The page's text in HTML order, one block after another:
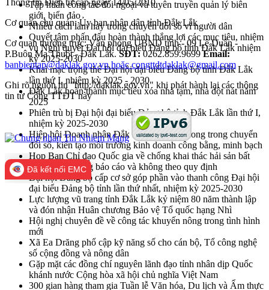
Tập huấn công tác đối ngoại và tuyên truyền quản lý biên
giới, biển đảo
Nhiều cách làm hay trong chuyển đổi số vì người dân
Quyết tâm phấn đấu hoàn thành thắng lợi các mục tiêu, nhiệm
vụ Nghị quyết Đại hội đại biểu Đảng bộ tỉnh Đắk Lắk nhiệm
kỳ 2025-2030
Khai mạc trọng thể Đại hội đại biểu Đảng bộ tỉnh Đắk Lắk
lần thứ I, nhiệm kỳ 2025 - 2030
Đắk Lắk hoàn thành mục tiêu xóa nhà tạm, nhà dột nát năm
2025
Phiên trù bị Đại hội đại biểu Đảng bộ tỉnh Đắk Lắk lần thứ I,
nhiệm kỳ 2025-2030
Hiệp hội Doanh nhân Đắk Lắk cần tiên phong trong chuyển
đổi số, kiến tạo môi trường kinh doanh công bằng, minh bạch
Họp Ban Chỉ đạo Quốc gia về chống khai thác hải sản bất
hợp pháp, không báo cáo và không theo quy định
Đại hội Đảng bộ cấp cơ sở góp phần vào thanh công Đại hội
đại biểu Đảng bộ tỉnh lần thứ nhất, nhiệm kỳ 2025-2030
Lực lượng vũ trang tỉnh Đắk Lắk kỷ niệm 80 năm thành lập
và đón nhận Huân chương Bảo vệ Tổ quốc hạng Nhì
Hội nghị chuyên đề về công tác khuyến nông trong tình hình
mới
Xã Ea Drăng phổ cập kỹ năng số cho cán bộ, Tổ công nghệ
số cộng đồng và nông dân
Gặp mặt các đồng chí nguyên lãnh đạo tỉnh nhân dịp Quốc
khánh nước Cộng hòa xã hội chủ nghĩa Việt Nam
300 gian hàng tham gia Tuần lễ Văn hóa, Du lịch và Ẩm thực
Thông tin Điện tử cấp ngày 14/05/2010
Cơ quan chủ quản: Ủy ban nhân dân tỉnh Đắk Lắk
Cơ quan thường trực: Văn phòng UBND tỉnh - 09 Lê Duẩn -
P.Buôn Ma Thuột - Đắk Lắk.SĐT:0262.859.9699Email:
banbientap@daklak.gov.vn hoặc congttdtdaklak@gmail.com
Ghi rõ nguồn tin "http://daklak.gov.vn" khi phát hành lại các thông
tin từ Cổng TTĐT này
Đã kết nối EMC